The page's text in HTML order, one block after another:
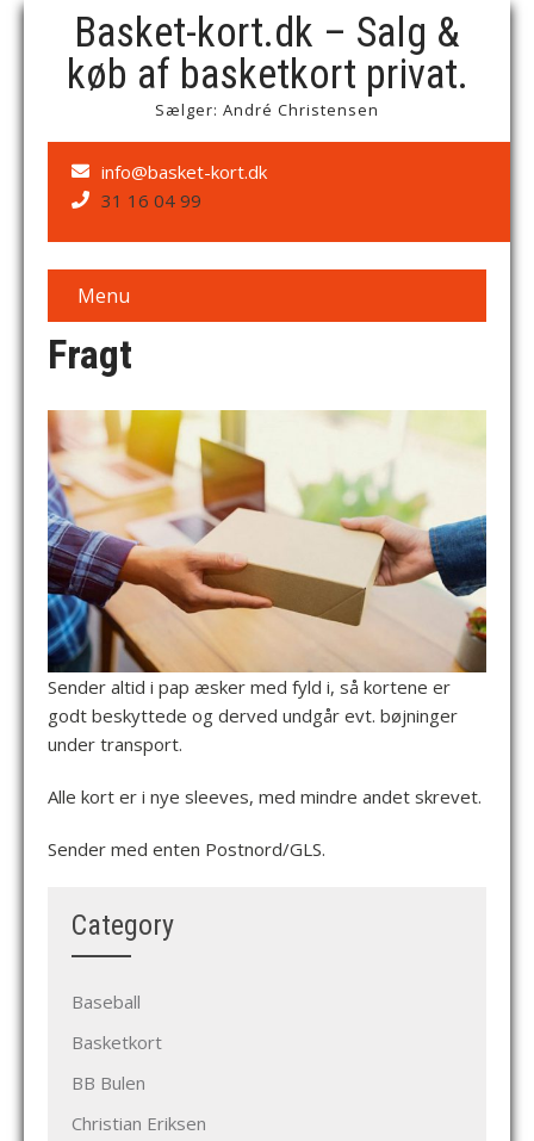
Basket-kort.dk – Salg &
køb af basketkort privat.
Sælger: André Christensen
info@basket-kort.dk
31 16 04 99
Menu
Fragt
Sender altid i pap æsker med fyld i, så kortene er
godt beskyttede og derved undgår evt. bøjninger
under transport.
Alle kort er i nye sleeves, med mindre andet skrevet.
Sender med enten Postnord/GLS.
Category
Baseball
Basketkort
BB Bulen
Christian Eriksen